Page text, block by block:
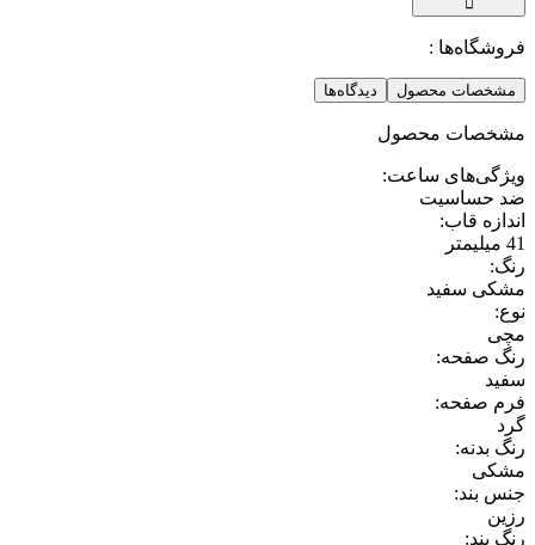
فروشگاه‌ها :
مشخصات محصول دیدگاه‌ها
مشخصات محصول
ویژگی‌های ساعت:
ضد حساسیت
اندازه قاب:
41 میلیمتر
رنگ:
مشکی سفید
نوع:
مچی
رنگ صفحه:
سفید
فرم صفحه:
گرد
رنگ بدنه:
مشکی
جنس بند:
رزین
رنگ بند: